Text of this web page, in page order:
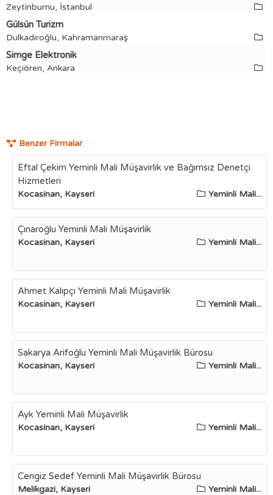
Zeytinburnu, İstanbul
Gülsün Turizm
Dulkadiroğlu, Kahramanmaraş
Simge Elektronik
Keçiören, Ankara
Benzer Firmalar
Eftal Çekim Yeminli Mali Müşavirlik ve Bağımsız Denetçi
Hizmetleri
Kocasinan, Kayseri Yeminli Mali...
Çınaroğlu Yeminli Mali Müşavirlik
Kocasinan, Kayseri Yeminli Mali...
Ahmet Kalıpçı Yeminli Mali Müşavirlik
Kocasinan, Kayseri Yeminli Mali...
Sakarya Arifoğlu Yeminli Mali Müşavirlik Bürosu
Kocasinan, Kayseri Yeminli Mali...
Ayk Yeminli Mali Müşavirlik
Kocasinan, Kayseri Yeminli Mali...
Cengiz Sedef Yeminli Mali Müşavirlik Bürosu
Melikgazi, Kayseri Yeminli Mali...